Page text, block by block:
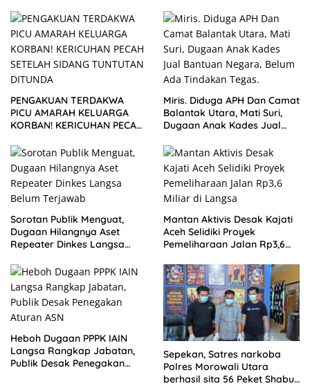
PENGAKUAN TERDAKWA
PICU AMARAH KELUARGA
KORBAN! KERICUHAN PECAH
DITUNDA
Miris. Diduga APH Dan Camat
Balantak Utara, Mati Suri,
Dugaan Anak Kades Jual
Sorotan Publik Menguat,
Dugaan Hilangnya Aset
Repeater Dinkes Langsa
Mantan Aktivis Desak Kajati
Aceh Selidiki Proyek
Pemeliharaan Jalan Rp3,6
Heboh Dugaan PPPK IAIN
Langsa Rangkap Jabatan,
Publik Desak Penegakan
Sepekan, Satres narkoba
Polres Morowali Utara
berhasil sita 56 Peket Shabu